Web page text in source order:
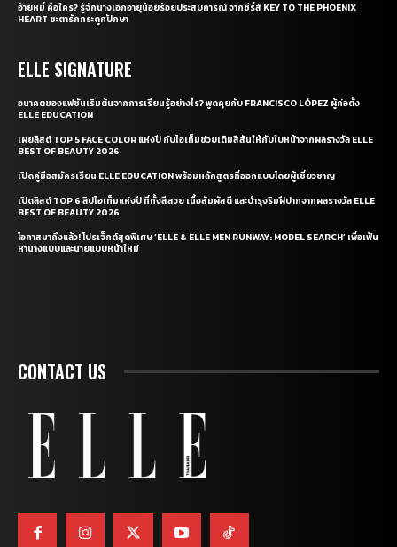
อ้ายหมี่ คือใคร? รู้จักนางเอกอายุน้อยร้อยประสบการณ์ จากซีรี่ส์ KEY TO THE PHOENIX
HEART ชะตารักกระดูกปักษา
ELLE SIGNATURE
อนาคตของแฟชั่นเริ่มต้นจากการเรียนรู้อย่างไร? พูดคุยกับ FRANCISCO LÓPEZ ผู้ก่อตั้ง
ELLE EDUCATION
เผยลิสต์ TOP 5 FACE COLOR แห่งปี กับไอเท็มช่วยเติมสีสันให้กับใบหน้าจากผลรางวัล ELLE
BEST OF BEAUTY 2026
เปิดคู่มือสมัครเรียน ELLE EDUCATION พร้อมหลักสูตรที่ออกแบบโดยผู้เชี่ยวชาญ
เปิดลิสต์ TOP 6 ลิปไอเท็มแห่งปี ที่ทั้งสีสวย เนื้อสัมผัสดี และบำรุงริมฝีปากจากผลรางวัล ELLE
BEST OF BEAUTY 2026
โอกาสมาถึงแล้ว! โปรเจ็กต์สุดพิเศษ ‘ELLE & ELLE MEN RUNWAY: MODEL SEARCH’ เพื่อเฟ้น
หานางแบบและนายแบบหน้าใหม่
CONTACT US